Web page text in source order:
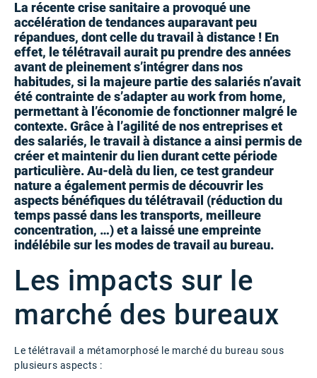
La récente crise sanitaire a provoqué une
accélération de tendances auparavant peu
répandues, dont celle du travail à distance ! En
effet, le télétravail aurait pu prendre des années
avant de pleinement s’intégrer dans nos
habitudes, si la majeure partie des salariés n’avait
été contrainte de s’adapter au work from home,
permettant à l’économie de fonctionner malgré le
contexte. Grâce à l’agilité de nos entreprises et
des salariés, le travail à distance a ainsi permis de
créer et maintenir du lien durant cette période
particulière. Au-delà du lien, ce test grandeur
nature a également permis de découvrir les
aspects bénéfiques du télétravail (réduction du
temps passé dans les transports, meilleure
concentration, …) et a laissé une empreinte
indélébile sur les modes de travail au bureau.
Les impacts sur le
marché des bureaux
Le télétravail a métamorphosé le marché du bureau sous
plusieurs aspects :